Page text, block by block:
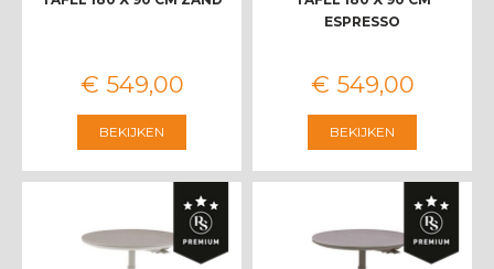
€ 549,00
BEKIJKEN
ESPRESSO
€ 549,00
BEKIJKEN